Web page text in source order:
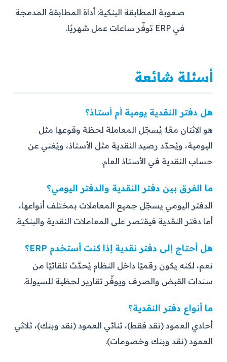
صعوبة المطابقة البنكية: أداة المطابقة المدمجة
في ERP توفّر ساعات عمل شهريًا.
أسئلة شائعة
هل دفتر النقدية يومية أم أستاذ؟
هو الاثنان معًا: يُسجّل المعاملة لحظة وقوعها مثل
اليومية، ويُحدّد رصيد النقدية مثل الأستاذ، ويُغني عن
حساب النقدية في الأستاذ العام.
ما الفرق بين دفتر النقدية والدفتر اليومي؟
الدفتر اليومي يسجّل جميع المعاملات بمختلف أنواعها،
أما دفتر النقدية فيقتصر على المعاملات النقدية والبنكية.
هل أحتاج إلى دفتر نقدية إذا كنت أستخدم ERP؟
نعم، لكنه يكون رقميًا داخل النظام يُحدَّث تلقائيًا من
سندات القبض والصرف ويوفّر تقارير لحظية للسيولة.
ما أنواع دفتر النقدية؟
أحادي العمود (نقد فقط)، ثنائي العمود (نقد وبنك)، ثلاثي
العمود (نقد وبنك وخصومات).